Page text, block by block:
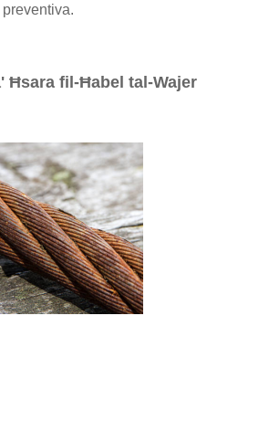
Ħsara fil-Ħabel tal-Wajer